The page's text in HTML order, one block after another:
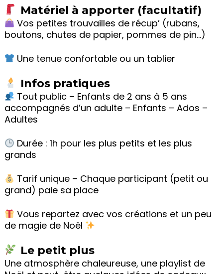
Matériel à apporter (facultatif)
Vos petites trouvailles de récup’ (rubans,
boutons, chutes de papier, pommes de pin…)
Une tenue confortable ou un tablier
Infos pratiques
Tout public – Enfants de 2 ans à 5 ans
accompagnés d’un adulte – Enfants – Ados –
Adultes
Durée : 1h pour les plus petits et les plus
grands
Tarif unique – Chaque participant (petit ou
grand) paie sa place
Vous repartez avec vos créations et un peu
de magie de Noël
Le petit plus
Une atmosphère chaleureuse, une playlist de